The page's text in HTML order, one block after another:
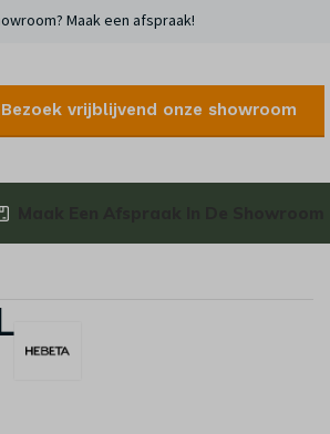
Maak een afspraak!
Bezoek vrijblijvend onze showroom